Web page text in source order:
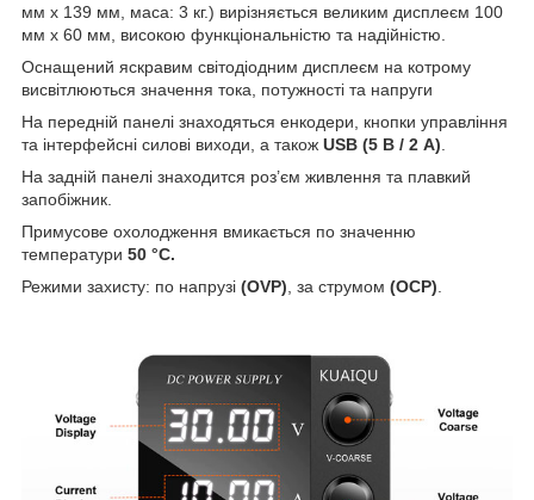
мм х 139 мм, маса: 3 кг.) вирізняється великим дисплеєм 100
мм х 60 мм, високою функціональністю та надійністю.
Оснащений яскравим світодіодним дисплеєм на котрому
висвітлюються значення тока, потужності та напруги
На передній панелі знаходяться енкодери, кнопки управління
та інтерфейсні силові виходи, а також USB (5 В / 2 А)
На задній панелі знаходится роз’єм живлення та плавкий
запобіжник.
Примусове охолодження вмикається по значенню
температури 50 °С.
Режими захисту: по напрузі (OVP) , за струмом (OСP)